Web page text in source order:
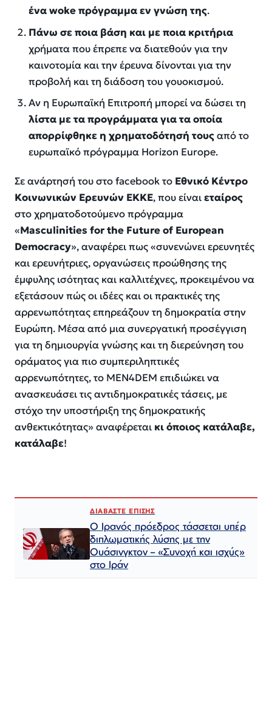
ένα woke πρόγραμμα εν γνώση της.
Πάνω σε ποια βάση και με ποια κριτήρια
χρήματα που έπρεπε να διατεθούν για την
καινοτομία και την έρευνα δίνονται για την
προβολή και τη διάδοση του γουοκισμού.
Αν η Ευρωπαϊκή Επιτροπή μπορεί να δώσει τη
λίστα με τα προγράμματα για τα οποία
απορρίφθηκε η χρηματοδότησή τουςαπό το
ευρωπαϊκό πρόγραμμα Horizon Europe.
Σε ανάρτησή του στο facebook το Εθνικό Κέντρο
Κοινωνικών Ερευνών ΕΚΚΕ, που είναιεταίρος
στο χρηματοδοτούμενο πρόγραμμα
«Masculinities for the Future of European
Democracy», αναφέρει πως «συνενώνει ερευνητές
και ερευνήτριες, οργανώσεις προώθησης της
έμφυλης ισότητας και καλλιτέχνες, προκειμένου να
εξετάσουν πώς οι ιδέες και οι πρακτικές της
αρρενωπότητας επηρεάζουν τη δημοκρατία στην
Ευρώπη. Μέσα από μια συνεργατική προσέγγιση
για τη δημιουργία γνώσης και τη διερεύνηση του
οράματος για πιο συμπεριληπτικές
αρρενωπότητες, το MEN4DEM επιδιώκει να
ανασκευάσει τις αντιδημοκρατικές τάσεις, με
στόχο την υποστήριξη της δημοκρατικής
ανθεκτικότητας» αναφέρεται κι όποιος κατάλαβε,
κατάλαβε!
ΔΙΑΒΑΣΤΕ ΕΠΙΣΗΣ
Ο Ιρανός πρόεδρος τάσσεται υπέρ
διπλωματικής λύσης με την
Ουάσινγκτον – «Συνοχή και ισχύς»
στο Ιράν​​​​​​​​​​​​​​​​​​​​​​​​​​​​​​​​​​​​​​​​​​​​​​​​​​